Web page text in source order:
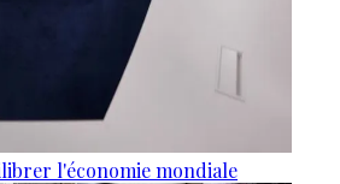
l'économie mondiale